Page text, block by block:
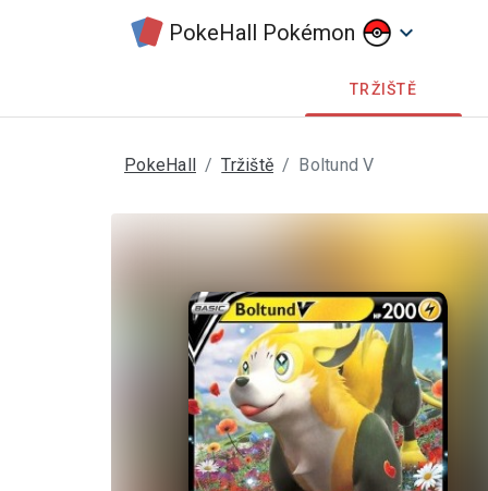
PokeHall Pokémon keyboard_arrow_down
TRŽIŠTĚ
PokeHall Tržiště Boltund V